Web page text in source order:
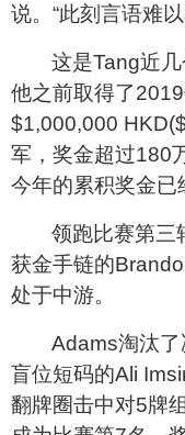
说。“此刻言语难
这是Tang近
他之前取得了
$1,000,000
军，奖金超过180
今年的累积奖金已
领跑比赛第三
获金手链的
处于中游。
Adams淘汰
盲位短码的Ali
翻牌圈击中对5牌